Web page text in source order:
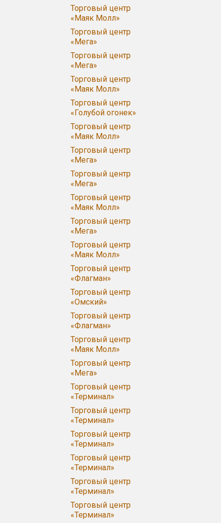
Торговый центр
«Маяк Молл»
Торговый центр
«Мега»
Торговый центр
«Мега»
Торговый центр
«Маяк Молл»
Торговый центр
«Голубой огонек»
Торговый центр
«Маяк Молл»
Торговый центр
«Мега»
Торговый центр
«Мега»
Торговый центр
«Маяк Молл»
Торговый центр
«Мега»
Торговый центр
«Маяк Молл»
Торговый центр
«Флагман»
Торговый центр
«Омский»
Торговый центр
«Флагман»
Торговый центр
«Маяк Молл»
Торговый центр
«Мега»
Торговый центр
«Терминал»
Торговый центр
«Терминал»
Торговый центр
«Терминал»
Торговый центр
«Терминал»
Торговый центр
«Терминал»
Торговый центр
«Терминал»